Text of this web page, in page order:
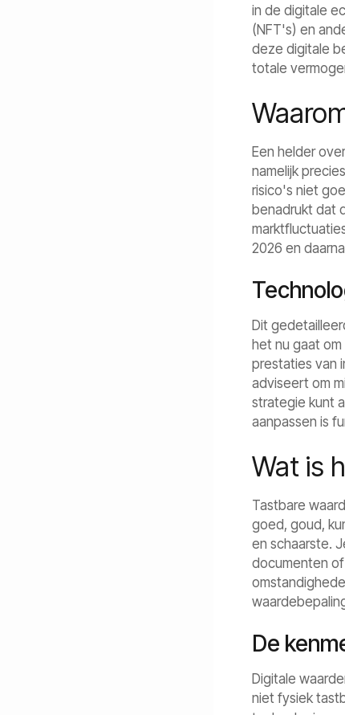
in de digitale
(NFT's) en
deze digitale
totale
Een helder
namelijk
risico's niet
benadrukt dat
2026 en
Dit
het nu gaat
prestaties van
adviseert om
strategie kunt
aanpassen is
Wat is
Tastbare
goed, goud,
en schaarste.
documenten
De
Digitale
niet fysiek